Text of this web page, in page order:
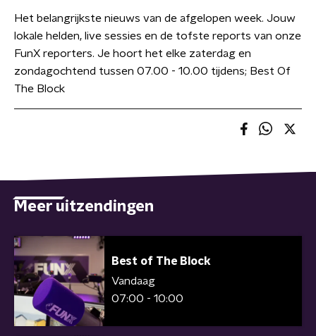
Het belangrijkste nieuws van de afgelopen week. Jouw
lokale helden, live sessies en de tofste reports van onze
FunX reporters. Je hoort het elke zaterdag en
zondagochtend tussen 07.00 - 10.00 tijdens; Best Of
The Block
Meer uitzendingen
Best of The Block
Vandaag
07:00 - 10:00